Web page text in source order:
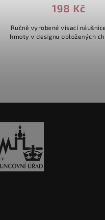
198 Kč
Ručně vyrobené visací
hmoty v designu obložených